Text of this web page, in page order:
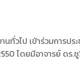
วไป เข้าร่วมการป
โดยมีอาจารย์ ดร.